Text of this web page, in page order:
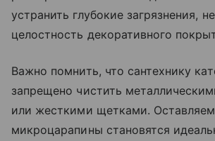
устранить глубокие загрязнения,
целостность декоративного
Важно помнить, что сантехнику
запрещено чистить
или жесткими щетками.
микроцарапины становятся